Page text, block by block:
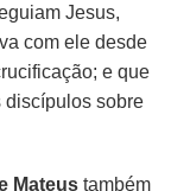
Jesus,
com ele desde
e que
discípulos sobre
Mateus também